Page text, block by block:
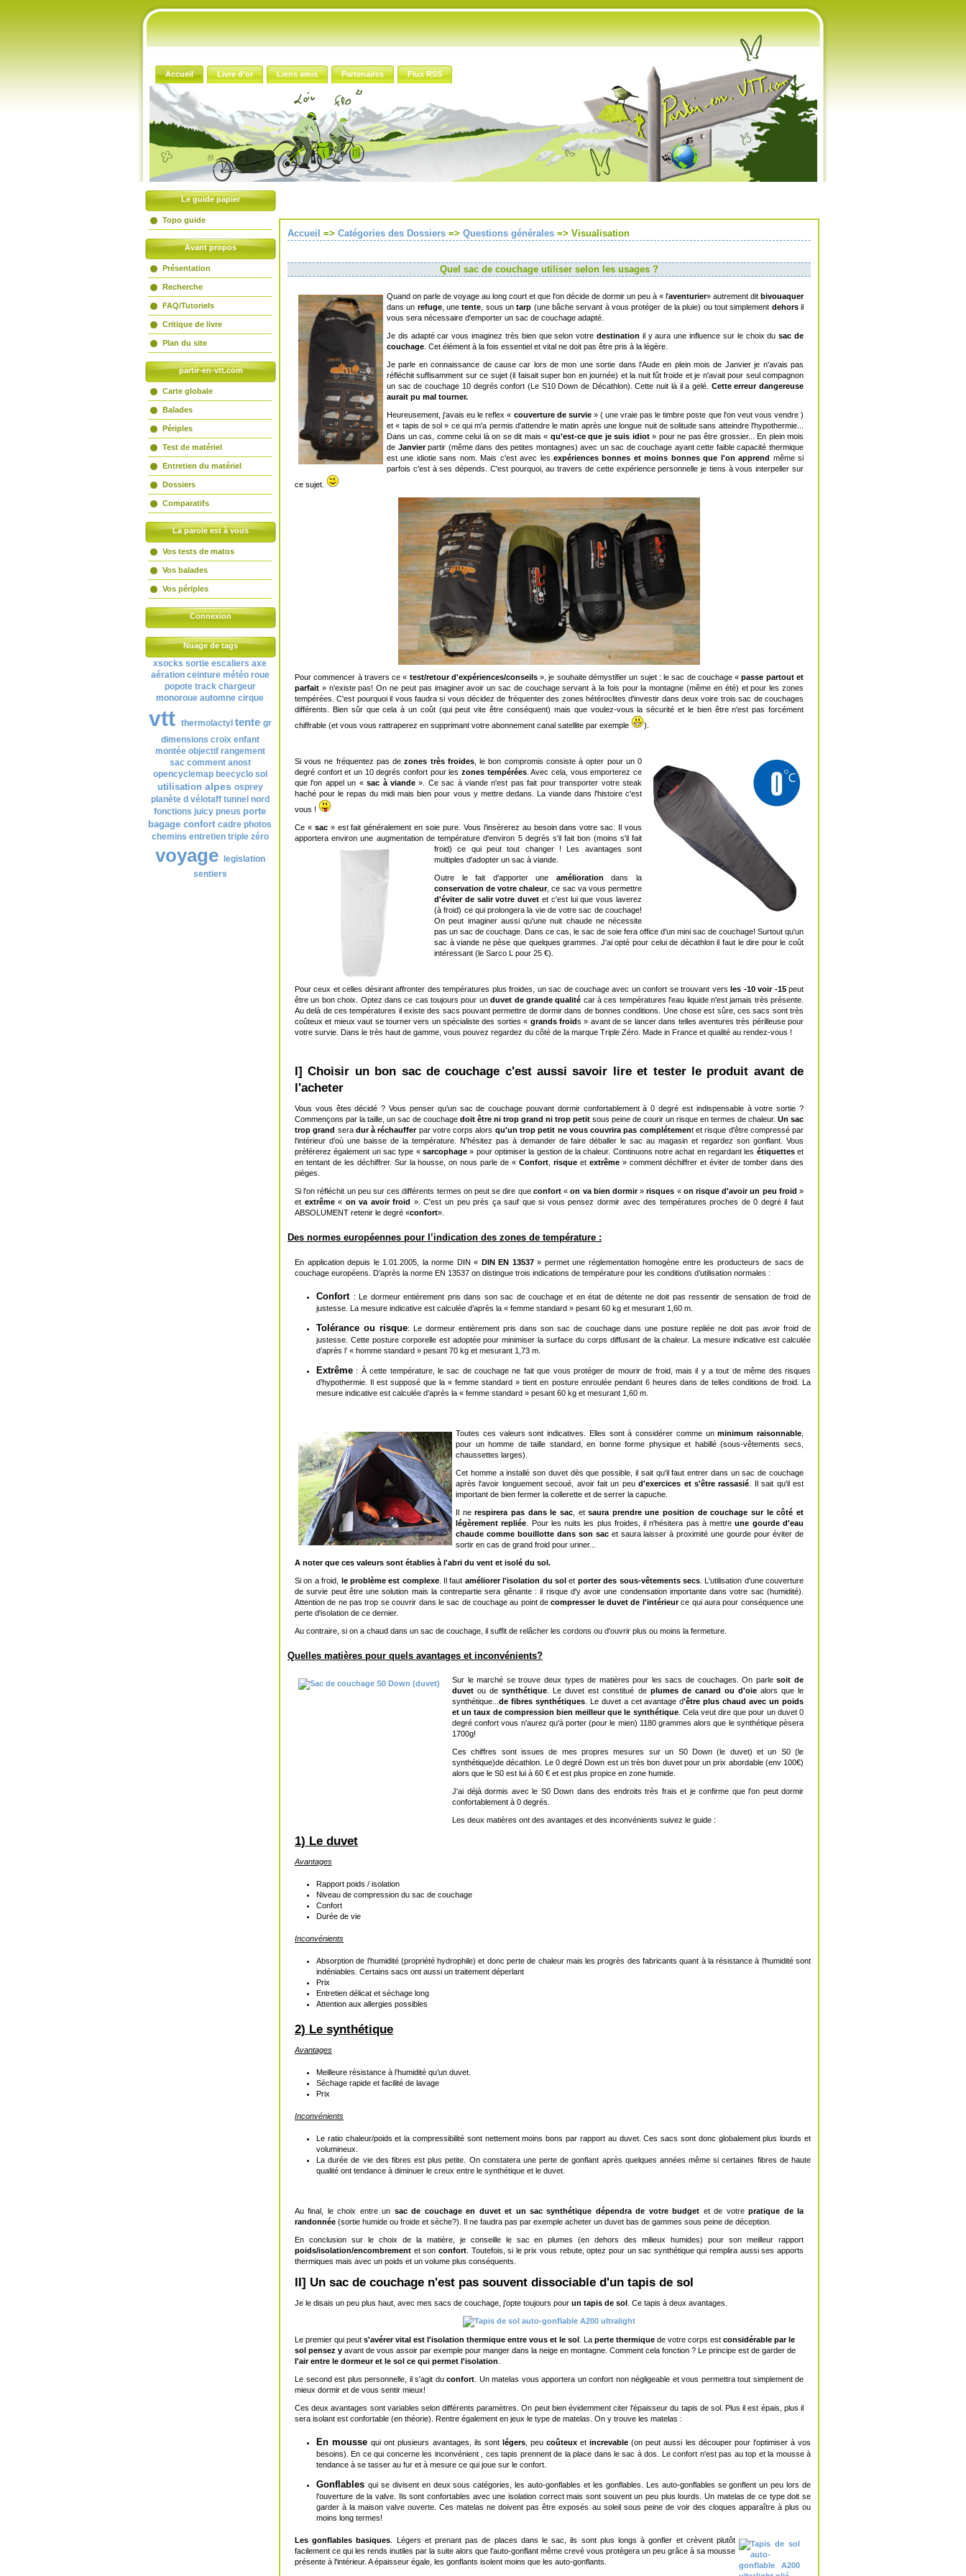
Accueil Livre d'or Liens amis Partenaires Flux RSS
Le guide papier
Topo guide
Avant propos
Présentation
Recherche
FAQ/Tutoriels
Critique de livre
Plan du site
partir-en-vtt.com
Carte globale
Balades
Périples
Test de matériel
Entretien du matériel
Dossiers
Comparatifs
La parole est à vous
Vos tests de matos
Vos balades
Vos périples
Connexion
Nuage de tags
xsocks sortie escaliers axe
aération ceinture météo roue
popote track chargeur
monoroue automne cirque
vtt thermolactyl tente gr
dimensions croix enfant
montée objectif rangement
sac comment anost
opencyclemap beecyclo sol
utilisation alpes osprey
planète d vélotaff tunnel nord
fonctions juicy pneus porte
bagage confort cadre photos
chemins entretien triple zéro
voyage
legislation
sentiers
Accueil => Catégories des Dossiers => Questions générales => Visualisation
Quel sac de couchage utiliser selon les usages ?
Quand on parle de voyage au long court et que l'on décide de dormir un peu à « l'aventurier» autrement dit bivouaquer
dans un refuge, unetente , sous untarp (une bâche servant à vous protéger de la pluie) ou tout simplement dehorsil
vous sera nécessaire d'emporter un sac de couchage adapté.
Je dis adapté car vous imaginez très bien que selon votre destination il y aura une influence sur le choix dusac de
couchage . Cet élément à la fois essentiel et vital ne doit pas être pris à la légère.
Je parle en connaissance de cause car lors de mon une sortie dans l'Aude en plein mois de Janvier je n'avais pas
réfléchit suffisamment sur ce sujet (il faisait super bon en journée) et la nuit fût froide et je n'avait pour seul compagnon
un sac de couchage 10 degrés confort (Le S10 Down de Décathlon). Cette nuit là il a gelé. Cette erreur dangereuse
aurait pu mal tourner.
Heureusement, j'avais eu le reflex « couverture de survie» ( une vraie pas le timbre poste que l'on veut vous vendre )
et « tapis de sol » ce qui m'a permis d'attendre le matin après une longue nuit de solitude sans atteindre l'hypothermie...
Dans un cas, comme celui là on se dit mais « qu'est-ce que je suis idiot» pour ne pas être grossier... En plein mois
de Janvierpartir (même dans des petites montagnes) avec un sac de couchage ayant cette faible capacité thermique
est une idiotie sans nom. Mais c'est avec les expériences bonnes et moins bonnes que l'on apprend même si
parfois c'est à ses dépends. C'est pourquoi, au travers de cette expérience personnelle je tiens à vous interpeller sur
ce sujet.
Pour commencer à travers ce « test/retour d'expériences/conseils», je souhaite démystifier un sujet : le sac de couchage «passe partout et
parfait » n'existe pas! On ne peut pas imaginer avoir un sac de couchage servant à la fois pour la montagne (même en été) et pour les zones
tempérées. C'est pourquoi il vous faudra si vous décidez de fréquenter des zones hétéroclites d'investir dans deux voire trois sac de couchages
différents. Bien sûr que cela à un coût (qui peut vite être conséquent) mais que voulez-vous la sécurité et le bien être n'est pas forcément
chiffrable (et vous vous rattraperez en supprimant votre abonnement canal satellite par exemple
).
Si vous ne fréquentez pas dezones très froides, le bon compromis consiste à opter pour un 0
degré confort et un 10 degrés confort pour les zones tempérées. Avec cela, vous emporterez ce
que l'on appel un «sac à viande». Ce sac à viande n'est pas fait pour transporter votre steak
haché pour le repas du midi mais bien pour vous y mettre dedans. La viande dans l'histoire c'est
vous !
Ce « sac » est fait généralement en soie pure. Vous l'insèrerez au besoin dans votre sac. Il vous
apportera environ une augmentation de température d'environ 5 degrés s'il fait bon (moins s'il fait
froid) ce qui peut tout changer ! Les avantages sont
multiples d'adopter un sac à viande.
Outre le fait d'apporter une amélioration dans la
conservation de votre chaleur, ce sac va vous permettre
d'éviter de salir votre duvet et c'est lui que vous laverez
(à froid) ce qui prolongera la vie de votre sac de couchage!
On peut imaginer aussi qu'une nuit chaude ne nécessite
pas un sac de couchage. Dans ce cas, le sac de soie fera office d'un mini sac de couchage! Surtout qu'un
sac à viande ne pèse que quelques grammes. J'ai opté pour celui de décathlon il faut le dire pour le coût
intéressant (le Sarco L pour 25 €).
Pour ceux et celles désirant affronter des températures plus froides, un sac de couchage avec un confort se trouvant vers les -10 voir -15peut
être un bon choix. Optez dans ce cas toujours pour unduvet de grande qualité car à ces températures l'eau liquide n'est jamais très présente.
Au delà de ces températures il existe des sacs pouvant permettre de dormir dans de bonnes conditions. Une chose est sûre, ces sacs sont très
coûteux et mieux vaut se tourner vers un spécialiste des sorties « grands froids » avant de se lancer dans telles aventures très périlleuse pour
votre survie. Dans le très haut de gamme, vous pouvez regardez du côté de la marque Triple Zéro. Made in France et qualité au rendez-vous !
I] Choisir un bon sac de couchage c'est aussi savoir lire et tester le produit avant de
l'acheter
Vous vous êtes décidé ? Vous penser qu'un sac de couchage pouvant dormir confortablement à 0 degré est indispensable à votre sortie ?
Commençons par la taille, un sac de couchage doit être ni trop grand ni trop petit sous peine de courir un risque en termes de chaleur. Un sac
trop grand seradur à réchaufferpar votre corps alors qu'un trop petit ne vous couvrira pas complétement et risque d'être compressé par
l'intérieur d'où une baisse de la température. N'hésitez pas à demander de faire déballer le sac au magasin et regardez son gonflant. Vous
préférerez également un sac type « sarcophage» pour optimiser la gestion de la chaleur. Continuons notre achat en regardant les étiquetteset
en tentant de les déchiffrer. Sur la housse, on nous parle de « Confort, risqueet extrême » comment déchiffrer et éviter de tomber dans des
pièges.
Si l'on réfléchit un peu sur ces différents termes on peut se dire que confort«on va bien dormir»risques « on risque d'avoir un peu froid »
et extrême« on va avoir froid ». C'est un peu près ça sauf que si vous pensez dormir avec des températures proches de 0 degré il faut
ABSOLUMENT retenir le degré «confort».
Des normes européennes pour l’indication des zones de température :
En application depuis le 1.01.2005, la norme DIN « DIN EN 13537» permet une réglementation homogène entre les producteurs de sacs de
couchage européens. D’après la norme EN 13537 on distingue trois indications de température pour les conditions d’utilisation normales :
Confort : Le dormeur entièrement pris dans son sac de couchage et en état de détente ne doit pas ressentir de sensation de froid de
justesse. La mesure indicative est calculée d’après la « femme standard » pesant 60 kg et mesurant 1,60 m.
Tolérance ou risque: Le dormeur entièrement pris dans son sac de couchage dans une posture repliée ne doit pas avoir froid de
justesse. Cette posture corporelle est adoptée pour minimiser la surface du corps diffusant de la chaleur. La mesure indicative est calculée
d’après l’ « homme standard » pesant 70 kg et mesurant 1,73 m.
Extrême : À cette température, le sac de couchage ne fait que vous protéger de mourir de froid, mais il y a tout de même des risques
d’hypothermie. Il est supposé que la « femme standard » tient en posture enroulée pendant 6 heures dans de telles conditions de froid. La
mesure indicative est calculée d’après la « femme standard » pesant 60 kg et mesurant 1,60 m.
Toutes ces valeurs sont indicatives. Elles sont à considérer comme unminimum raisonnable
pour un homme de taille standard, en bonne forme physique et habillé (sous-vêtements secs,
chaussettes larges).
Cet homme a installé son duvet dès que possible, il sait qu'il faut entrer dans un sac de couchage
après l'avoir longuement secoué, avoir fait un peud'exercices et s'être rassasié . Il sait qu'il est
important de bien fermer la collerette et de serrer la capuche.
Il nerespirera pas dans le sac, etsaura prendre une position de couchage sur le côté et
légèrement repliée . Pour les nuits les plus froides, il n'hésitera pas à mettreune gourde d'eau
chaude comme bouillotte dans son sacet saura laisser à proximité une gourde pour éviter de
sortir en cas de grand froid pour uriner...
A noter que ces valeurs sont établies à l'abri du vent et isolé du sol.
Si on a froid, le problème est complexe. Il faut améliorer l'isolation du sol et porter des sous-vêtements secs. L'utilisation d'une couverture
de survie peut être une solution mais la contrepartie sera gênante : il risque d'y avoir une condensation importante dans votre sac (humidité).
Attention de ne pas trop se couvrir dans le sac de couchage au point decompresser le duvet de l'intérieurce qui aura pour conséquence une
perte d'isolation de ce dernier.
Au contraire, si on a chaud dans un sac de couchage, il suffit de relâcher les cordons ou d'ouvrir plus ou moins la fermeture.
Quelles matières pour quels avantages et inconvénients?
Sur le marché se trouve deux types de matières pour les sacs de couchages. On parlesoit de
duvet ou desynthétique. Le duvet est constitué de plumes de canard ou d'oiealors que le
synthétique...de fibres synthétiques. Le duvet a cet avantage d'être plus chaud avec un poids
et un taux de compression bien meilleur que le synthétique. Cela veut dire que pour un duvet 0
degré confort vous n'aurez qu'à porter (pour le mien) 1180 grammes alors que le synthétique pèsera
1700g!
Ces chiffres sont issues de mes propres mesures sur un S0 Down (le duvet) et un S0 (le
synthétique)de décathlon. Le 0 degré Down est un très bon duvet pour un prix abordable (env 100€)
alors que le S0 est lui à 60 € et est plus propice en zone humide.
J'ai déjà dormis avec le S0 Down dans des endroits très frais et je confirme que l'on peut dormir
confortablement à 0 degrés.
Les deux matières ont des avantages et des inconvénients suivez le guide :
1) Le duvet
Avantages
Rapport poids / isolation
Niveau de compression du sac de couchage
Confort
Durée de vie
Inconvénients
Absorption de l’humidité (propriété hydrophile) et donc perte de chaleur mais les progrès des fabricants quant à la résistance à l’humidité sont
indéniables. Certains sacs ont aussi un traitement déperlant
Prix
Entretien délicat et séchage long
Attention aux allergies possibles
2) Le synthétique
Avantages
Meilleure résistance à l’humidité qu’un duvet.
Séchage rapide et facilité de lavage
Prix
Inconvénients
Le ratio chaleur/poids et la compressibilité sont nettement moins bons par rapport au duvet. Ces sacs sont donc globalement plus lourds et
volumineux.
La durée de vie des fibres est plus petite. On constatera une perte de gonflant après quelques années même si certaines fibres de haute
qualité ont tendance à diminuer le creux entre le synthétique et le duvet.
Au final, le choix entre un sac de couchage en duvet et un sac synthétique dépendra de votre budget et de votrepratique de la
randonnée (sortie humide ou froide et sèche?). Il ne faudra pas par exemple acheter un duvet bas de gammes sous peine de déception.
En conclusion sur le choix de la matière, je conseille le sac en plumes (en dehors des milieux humides) pour son meilleur rapport
poids/isolation/encombrement et son confort. Toutefois, si le prix vous rebute, optez pour un sac synthétique qui remplira aussi ses apports
thermiques mais avec un poids et un volume plus conséquents.
II] Un sac de couchage n'est pas souvent dissociable d'un tapis de sol
Je le disais un peu plus haut, avec mes sacs de couchage, j'opte toujours pour un tapis de sol . Ce tapis à deux avantages.
Le premier qui peut s'avérer vital est l'isolation thermique entre vous et le sol . La perte thermique de votre corps est considérable par le
sol pensez y avant de vous assoir par exemple pour manger dans la neige en montagne. Comment cela fonction ? Le principe est de garder de
l'air entre le dormeur et le sol ce qui permet l'isolation.
Le second est plus personnelle, il s'agit du confort. Un matelas vous apportera un confort non négligeable et vous permettra tout simplement de
mieux dormir et de vous sentir mieux!
Ces deux avantages sont variables selon différents paramètres. On peut bien évidemment citer l'épaisseur du tapis de sol. Plus il est épais, plus il
sera isolant est confortable (en théorie). Rentre également en jeux le type de matelas. On y trouve les matelas :
En mousse qui ont plusieurs avantages, ils sont légers, peu coûteux etincrevable (on peut aussi les découper pour l'optimiser à vos
besoins). En ce qui concerne les inconvénient , ces tapis prennent de la place dans le sac à dos. Le confort n'est pas au top et la mousse à
tendance à se tasser au fur et à mesure ce qui joue sur le confort.
Gonflables qui se divisent en deux sous catégories, les auto-gonflables et les gonflables. Les auto-gonflables se gonflent un peu lors de
l'ouverture de la valve. Ils sont confortables avec une isolation correct mais sont souvent un peu plus lourds. Un matelas de ce type doit se
garder à la maison valve ouverte. Ces matelas ne doivent pas être exposés au soleil sous peine de voir des cloques apparaître à plus ou
moins long termes!
Les gonflables basiques. Légers et prenant pas de places dans le sac, ils sont plus longs à gonfler et crèvent plutôt
facilement ce qui les rends inutiles par la suite alors que l'auto-gonflant même crevé vous protègera un peu grâce à sa mousse
présente à l'intérieur. A épaisseur égale, les gonflants isolent moins que les auto-gonflants.